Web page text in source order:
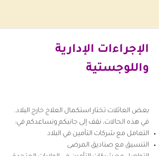
الإجراءات الإدارية
واللوجستية
بعض العائلات تختار استكمال العلاج خارج البلاد.
في هذه الحالات، نقف إلى جانبكم ونساعدكم في:
التعامل مع شركات التأمين في البلاد
التنسيق مع صناديق المرضى